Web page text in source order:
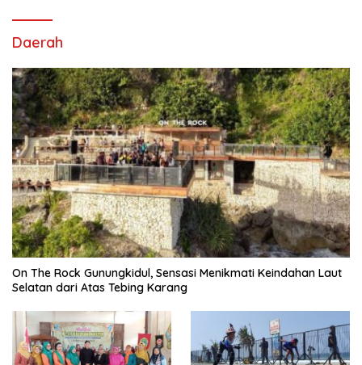
Daerah
On The Rock Gunungkidul, Sensasi Menikmati Keindahan Laut
Selatan dari Atas Tebing Karang